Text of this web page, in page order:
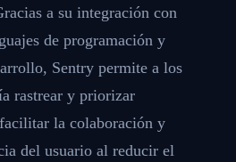
a su integración con
de programación y
Sentry permite a los
rastrear y priorizar
la colaboración y
del usuario al reducir el